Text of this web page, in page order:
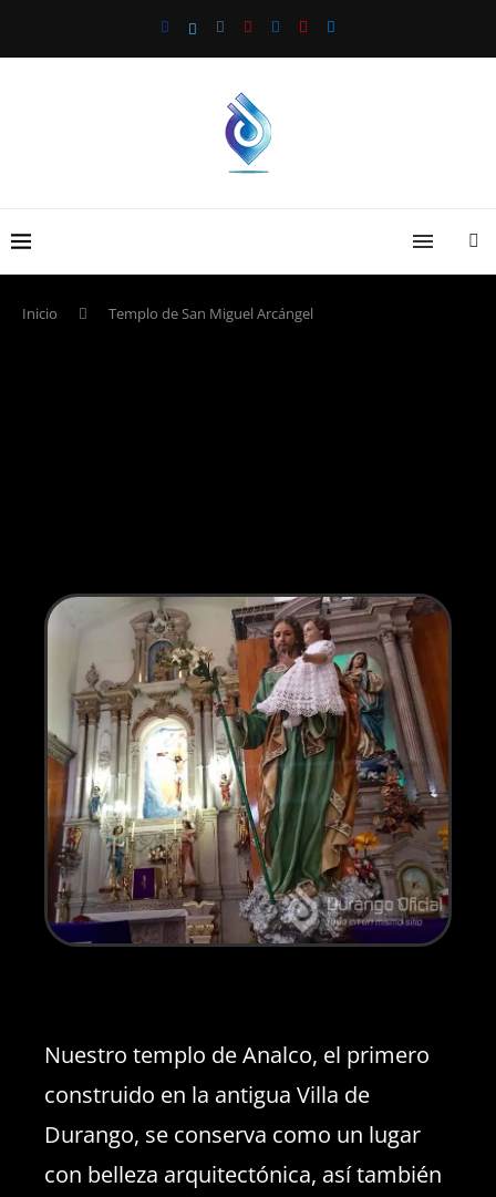
Inicio Templo de San Miguel Arcángel
Nuestro templo de Analco, el primero
construido en la antigua Villa de
Durango, se conserva como un lugar
con belleza arquitectónica, así también